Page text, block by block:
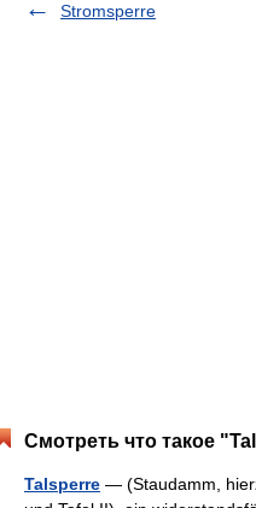
Stromsperre
Смотреть что такое
Talsperre — (Staudamm,